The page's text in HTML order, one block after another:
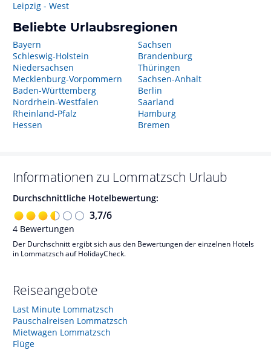
Leipzig - West
Beliebte Urlaubsregionen
Bayern
Schleswig-Holstein
Niedersachsen
Mecklenburg-Vorpommern
Baden-Württemberg
Nordrhein-Westfalen
Rheinland-Pfalz
Hessen
Sachsen
Brandenburg
Thüringen
Sachsen-Anhalt
Berlin
Saarland
Hamburg
Bremen
Informationen zu Lommatzsch Urlaub
Durchschnittliche Hotelbewertung:
3,7/6
4 Bewertungen
Der Durchschnitt ergibt sich aus den Bewertungen der einzelnen Hotels
in Lommatzsch auf HolidayCheck.
Reiseangebote
Last Minute Lommatzsch
Pauschalreisen Lommatzsch
Mietwagen Lommatzsch
Flüge